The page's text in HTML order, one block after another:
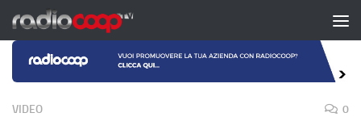
Salta al contenuto
VIDEO 0